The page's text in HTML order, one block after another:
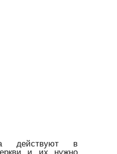
действуют в
и их нужно